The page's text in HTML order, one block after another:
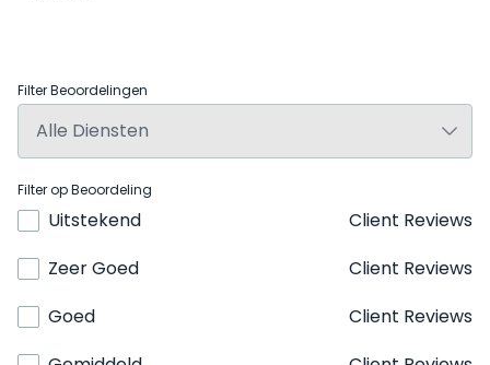
Filter Beoordelingen
Filter op Beoordeling
Uitstekend
Client Reviews
Zeer Goed
Client Reviews
Goed
Client Reviews